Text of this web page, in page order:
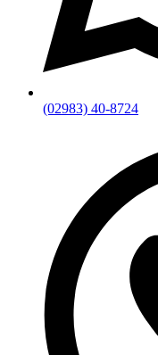
(02983) 40-8724